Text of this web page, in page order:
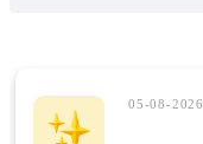
05-08-2026